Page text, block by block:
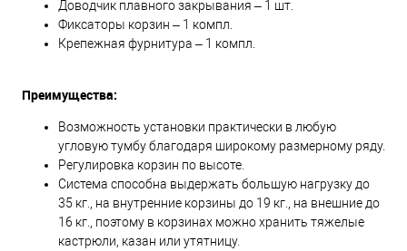
Доводчик плавного закрывания – 1 шт.
Фиксаторы корзин – 1 компл.
Крепежная фурнитура – 1 компл.
Преимущества:
Возможность установки практически в любую
угловую тумбу благодаря широкому размерному ряду.
Регулировка корзин по высоте.
Система способна выдержать большую нагрузку до
35 кг., на внутренние корзины до 19 кг., на внешние до
16 кг., поэтому в корзинах можно хранить тяжелые
кастрюли, казан или утятницу.